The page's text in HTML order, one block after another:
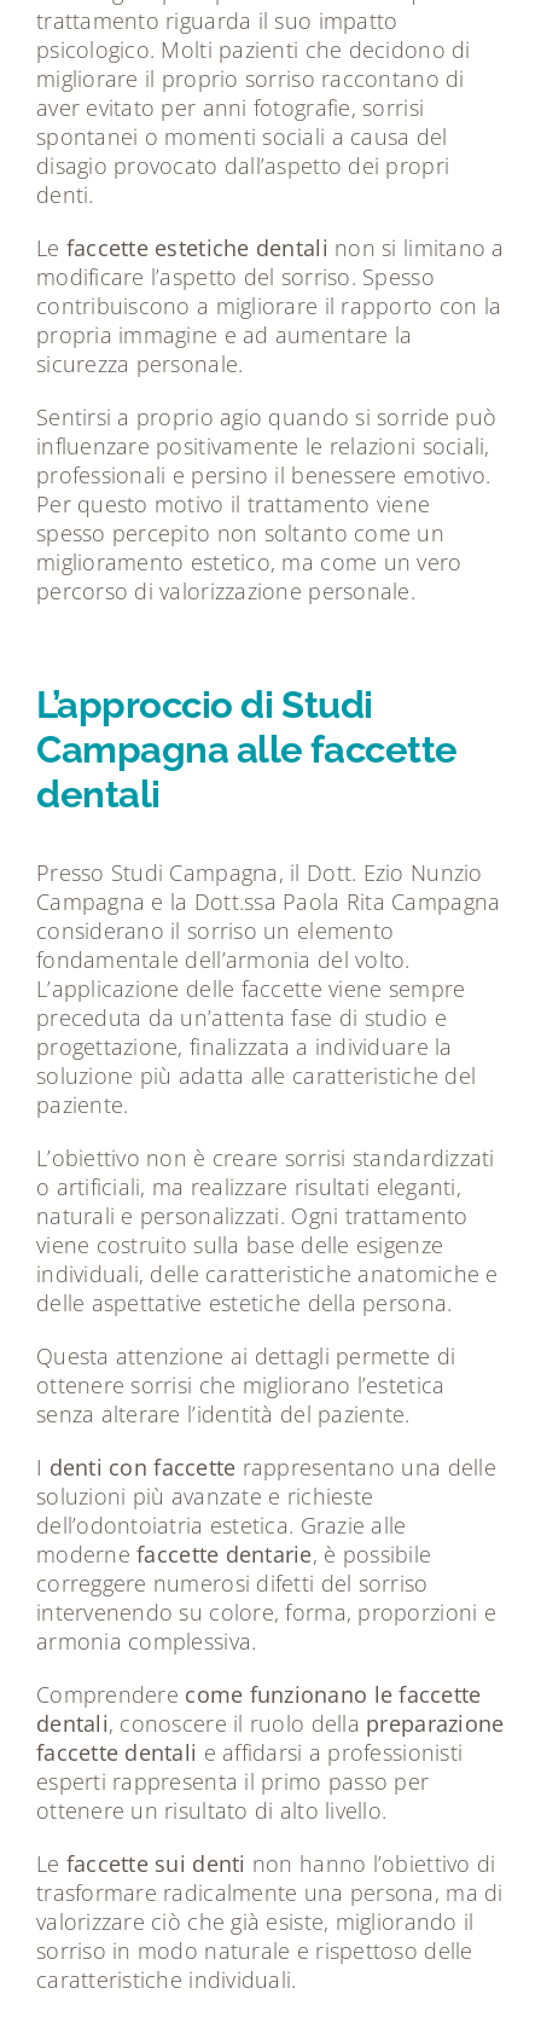
trattamento riguarda il suo impatto
psicologico. Molti pazienti che decidono di
migliorare il proprio sorriso raccontano di
aver evitato per anni fotografie, sorrisi
spontanei o momenti sociali a causa del
disagio provocato dall’aspetto dei propri
denti.
Le faccette estetiche dentali non si limitano a
modificare l’aspetto del sorriso. Spesso
contribuiscono a migliorare il rapporto con la
propria immagine e ad aumentare la
sicurezza personale.
Sentirsi a proprio agio quando si sorride può
influenzare positivamente le relazioni sociali,
professionali e persino il benessere emotivo.
Per questo motivo il trattamento viene
spesso percepito non soltanto come un
miglioramento estetico, ma come un vero
percorso di valorizzazione personale.
L’approccio di Studi
Campagna alle faccette
dentali
Presso Studi Campagna, il Dott. Ezio Nunzio
Campagna e la Dott.ssa Paola Rita Campagna
considerano il sorriso un elemento
fondamentale dell’armonia del volto.
L’applicazione delle faccette viene sempre
preceduta da un’attenta fase di studio e
progettazione, finalizzata a individuare la
soluzione più adatta alle caratteristiche del
paziente.
L’obiettivo non è creare sorrisi standardizzati
o artificiali, ma realizzare risultati eleganti,
naturali e personalizzati. Ogni trattamento
viene costruito sulla base delle esigenze
individuali, delle caratteristiche anatomiche e
delle aspettative estetiche della persona.
Questa attenzione ai dettagli permette di
ottenere sorrisi che migliorano l’estetica
senza alterare l’identità del paziente.
I denti con faccette rappresentano una delle
soluzioni più avanzate e richieste
dell’odontoiatria estetica. Grazie alle
modernefaccette dentarie, è possibile
correggere numerosi difetti del sorriso
intervenendo su colore, forma, proporzioni e
armonia complessiva.
Comprendere come funzionano le faccette
dentali, conoscere il ruolo della preparazione
faccette dentali e affidarsi a professionisti
esperti rappresenta il primo passo per
ottenere un risultato di alto livello.
Le faccette sui denti non hanno l’obiettivo di
trasformare radicalmente una persona, ma di
valorizzare ciò che già esiste, migliorando il
sorriso in modo naturale e rispettoso delle
caratteristiche individuali.